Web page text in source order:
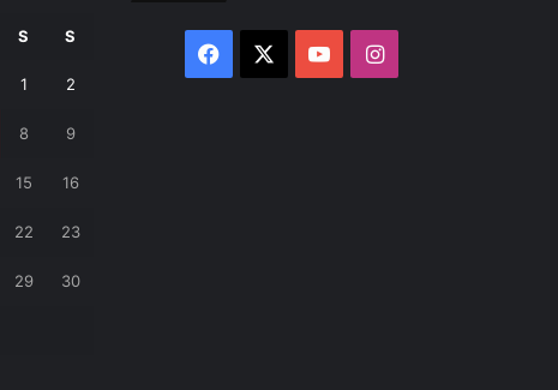
S S
1 2
8 9
15 16
22 23
29 30
Facebook YouTubeInstagram